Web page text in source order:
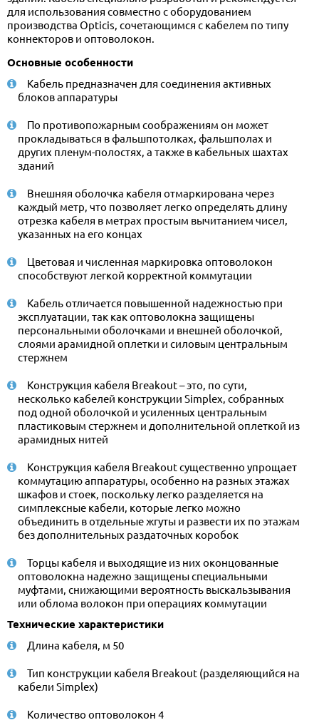
для использования совместно с оборудованием
производства Opticis, сочетающимся с кабелем по типу
коннекторов и оптоволокон.
Основные особенности
Кабель предназначен для соединения активных
блоков аппаратуры
По противопожарным соображениям он может
прокладываться в фальшпотолках, фальшполах и
других пленум-полостях, а также в кабельных шахтах
зданий
Внешняя оболочка кабеля отмаркирована через
каждый метр, что позволяет легко определять длину
отрезка кабеля в метрах простым вычитанием чисел,
указанных на его концах
Цветовая и численная маркировка оптоволокон
способствуют легкой корректной коммутации
Кабель отличается повышенной надежностью при
эксплуатации, так как оптоволокна защищены
персональными оболочками и внешней оболочкой,
слоями арамидной оплетки и силовым центральным
стержнем
Конструкция кабеля Breakout – это, по сути,
несколько кабелей конструкции Simplex, собранных
под одной оболочкой и усиленных центральным
пластиковым стержнем и дополнительной оплеткой из
арамидных нитей
Конструкция кабеля Breakout существенно упрощает
коммутацию аппаратуры, особенно на разных этажах
шкафов и стоек, поскольку легко разделяется на
симплексные кабели, которые легко можно
объединить в отдельные жгуты и развести их по этажам
без дополнительных раздаточных коробок
Торцы кабеля и выходящие из них оконцованные
оптоволокна надежно защищены специальными
муфтами, снижающими вероятность выскальзывания
или облома волокон при операциях коммутации
Технические характеристики
Длина кабеля, м 50
Тип конструкции кабеля Breakout (разделяющийся на
кабели Simplex)
Количество оптоволокон 4